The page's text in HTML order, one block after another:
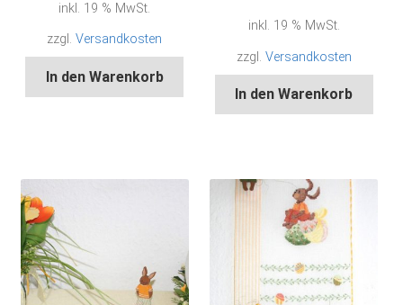
inkl. 19 % MwSt.
zzgl.Versandkosten
In den Warenkorb
inkl. 19 % MwSt.
zzgl. Versandkosten
In den Warenkorb